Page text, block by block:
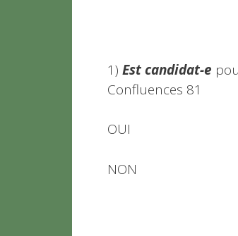
1) Est candidat-e
Confluences 81
OUI
NON